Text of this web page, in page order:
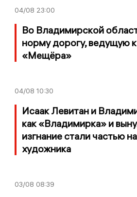
04/08 23:00
Во Владимирской
норму дорогу, ведущую
«Мещёра»
04/08 10:30
Исаак Левитан и
как «Владимирка» и
изгнание стали частью
художника
03/08 08:39